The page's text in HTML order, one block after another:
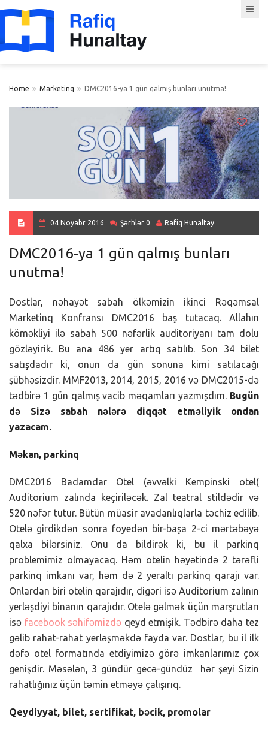
Home Marketinq DMC2016-ya 1 gün qalmış bunları unutma!
04 Noyabr 2016 Şərhlər 0 Rafiq Hunaltay
DMC2016-ya 1 gün qalmış bunları
unutma!
Dostlar, nəhayət sabah ölkəmizin ikinci Rəqəmsal
Marketinq Konfransı DMC2016 baş tutacaq. Allahın
köməkliyi ilə sabah 500 nəfərlik auditoriyanı tam dolu
gözləyirik. Bu ana 486 yer artıq satılıb. Son 34 bilet
satışdadır ki, onun da gün sonuna kimi satılacağı
şübhəsizdir. MMF2013, 2014, 2015, 2016 və DMC2015-də
tədbirə 1 gün qalmış vacib məqamları yazmışdım. Bugün
də Sizə sabah nələrə diqqət etməliyik ondan
yazacam.
Məkan, parkinq
DMC2016 Badamdar Otel (əvvəlki Kempinski otel(
Auditorium zalında keçiriləcək. Zal teatral stildədir və
520 nəfər tutur. Bütün müasir avadanlıqlarla təchiz edilib.
Otelə girdikdən sonra foyedən bir-başa 2-ci mərtəbəyə
qalxa bilərsiniz. Onu da bildirək ki, bu il parkinq
problemimiz olmayacaq. Həm otelin həyətində 2 tərəfli
parkinq imkanı var, həm də 2 yeraltı parkinq qarajı var.
Onlardan biri otelin qarajıdır, digəri isə Auditorium zalının
yerləşdiyi binanın qarajıdır. Otelə gəlmək üçün marşrutları
isə facebook səhifəmizdə qeyd etmişik. Tədbirə daha tez
gəlib rahat-rahat yerləşməkdə fayda var. Dostlar, bu il ilk
dəfə otel formatında etdiyimizə görə imkanlarımız çox
genişdir. Məsələn, 3 gündür gecə-gündüz hər şeyi Sizin
rahatlığınız üçün təmin etməyə çalışırıq.
Qeydiyyat, bilet, sertifikat, bəcik, promolar